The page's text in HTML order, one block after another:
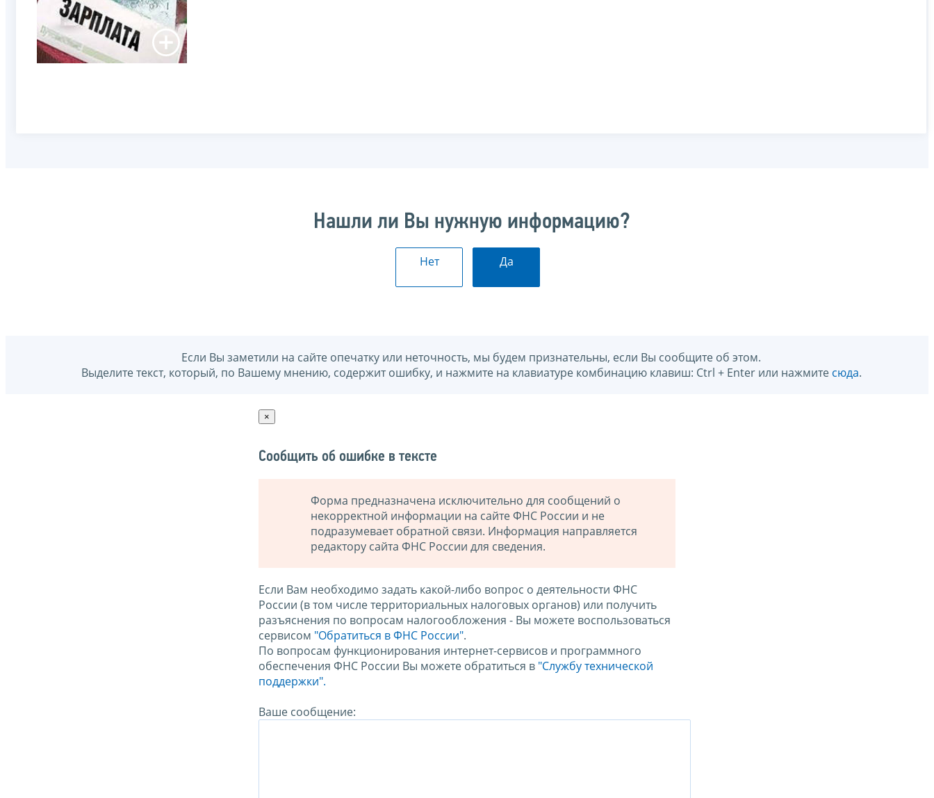
Нашли ли Вы нужную информацию?
Нет Да
Если Вы заметили на сайте опечатку или неточность, мы будем признательны, если Вы сообщите об этом.
Выделите текст, который, по Вашему мнению, содержит ошибку, и нажмите на клавиатуре комбинацию клавиш: Ctrl + Enter или нажмите сюда.
×
Сообщить об ошибке в тексте
Форма предназначена исключительно для сообщений о
некорректной информации на сайте ФНС России и не
подразумевает обратной связи. Информация направляется
редактору сайта ФНС России для сведения.
Если Вам необходимо задать какой-либо вопрос о деятельности ФНС
России (в том числе территориальных налоговых органов) или получить
разъяснения по вопросам налогообложения - Вы можете воспользоваться
сервисом "Обратиться в ФНС России".
По вопросам функционирования интернет-сервисов и программного
обеспечения ФНС России Вы можете обратиться в "Службу технической
поддержки".
Ваше сообщение: